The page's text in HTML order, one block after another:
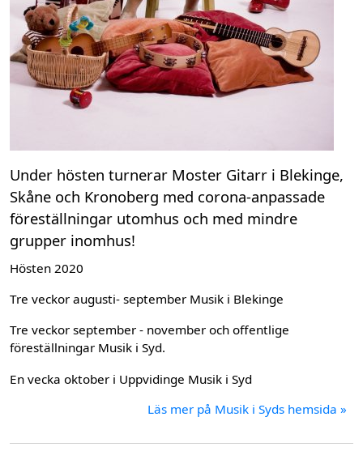
Under hösten turnerar Moster Gitarr i Blekinge,
Skåne och Kronoberg med corona-anpassade
föreställningar utomhus och med mindre
grupper inomhus!
Hösten 2020
Tre veckor augusti- september Musik i Blekinge
Tre veckor september - november och offentlige
föreställningar Musik i Syd.
En vecka oktober i Uppvidinge Musik i Syd
Läs mer på Musik i Syds hemsida »